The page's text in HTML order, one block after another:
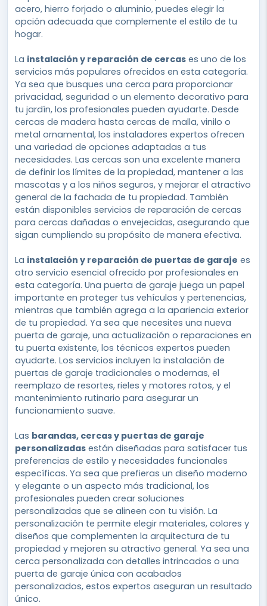
acero, hierro forjado o aluminio, puedes elegir la
opción adecuada que complemente el estilo de tu
hogar.
La instalación y reparación de cercas es uno de los
servicios más populares ofrecidos en esta categoría.
Ya sea que busques una cerca para proporcionar
privacidad, seguridad o un elemento decorativo para
tu jardín, los profesionales pueden ayudarte. Desde
cercas de madera hasta cercas de malla, vinilo o
metal ornamental, los instaladores expertos ofrecen
una variedad de opciones adaptadas a tus
necesidades. Las cercas son una excelente manera
de definir los límites de la propiedad, mantener a las
mascotas y a los niños seguros, y mejorar el atractivo
general de la fachada de tu propiedad. También
están disponibles servicios de reparación de cercas
para cercas dañadas o envejecidas, asegurando que
sigan cumpliendo su propósito de manera efectiva.
La instalación y reparación de puertas de garaje es
otro servicio esencial ofrecido por profesionales en
esta categoría. Una puerta de garaje juega un papel
importante en proteger tus vehículos y pertenencias,
mientras que también agrega a la apariencia exterior
de tu propiedad. Ya sea que necesites una nueva
puerta de garaje, una actualización o reparaciones en
tu puerta existente, los técnicos expertos pueden
ayudarte. Los servicios incluyen la instalación de
puertas de garaje tradicionales o modernas, el
reemplazo de resortes, rieles y motores rotos, y el
mantenimiento rutinario para asegurar un
funcionamiento suave.
Las barandas, cercas y puertas de garaje
personalizadas están diseñadas para satisfacer tus
preferencias de estilo y necesidades funcionales
específicas. Ya sea que prefieras un diseño moderno
y elegante o un aspecto más tradicional, los
profesionales pueden crear soluciones
personalizadas que se alineen con tu visión. La
personalización te permite elegir materiales, colores y
diseños que complementen la arquitectura de tu
propiedad y mejoren su atractivo general. Ya sea una
cerca personalizada con detalles intrincados o una
puerta de garaje única con acabados
personalizados, estos expertos aseguran un resultado
único.